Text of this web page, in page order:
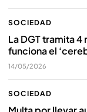
SOCIEDAD
La DGT tramita
funciona el
14/05/2026
SOCIEDAD